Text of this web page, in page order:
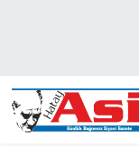
Dünya
Hava Durumu